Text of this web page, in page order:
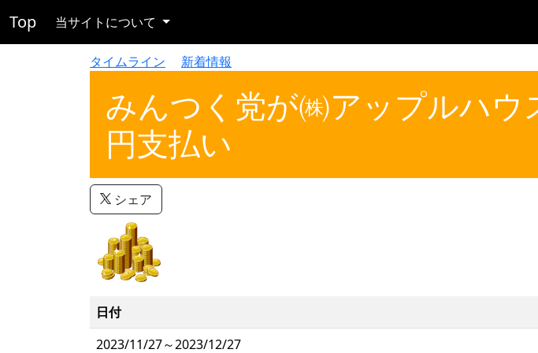
Top 当サイトについて
タイムライン 新着情報
みんつく党が㈱アップルハ
円支払い
シェア
日付
2023/11/27～2023/12/27